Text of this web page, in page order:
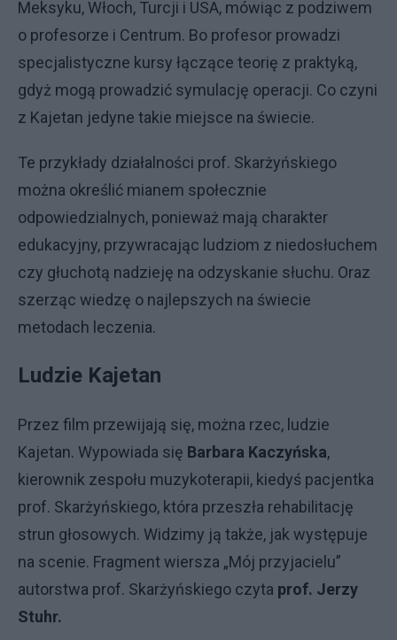
Meksyku, Włoch, Turcji i USA, mówiąc z podziwem
o profesorze i Centrum. Bo profesor prowadzi
specjalistyczne kursy łączące teorię z praktyką,
gdyż mogą prowadzić symulację operacji. Co czyni
z Kajetan jedyne takie miejsce na świecie.
Te przykłady działalności prof. Skarżyńskiego
można określić mianem społecznie
odpowiedzialnych, ponieważ mają charakter
edukacyjny, przywracając ludziom z niedosłuchem
czy głuchotą nadzieję na odzyskanie słuchu. Oraz
szerząc wiedzę o najlepszych na świecie
metodach leczenia.
Ludzie Kajetan
Przez film przewijają się, można rzec, ludzie
Kajetan. Wypowiada się Barbara Kaczyńska,
kierownik zespołu muzykoterapii, kiedyś pacjentka
prof. Skarżyńskiego, która przeszła rehabilitację
strun głosowych. Widzimy ją także, jak występuje
na scenie. Fragment wiersza „Mój przyjacielu”
autorstwa prof. Skarżyńskiego czyta prof. Jerzy
Stuhr.